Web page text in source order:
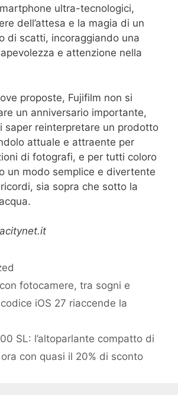
ultra-tecnologici,
dell’attesa e la magia di un
di scatti, incoraggiando una
e attenzione nella
proposte, Fujifilm non si
un anniversario importante,
saper reinterpretare un prodotto
attuale e attraente per
di fotografi, e per tutti coloro
un modo semplice e divertente
sia sopra che sotto la
fotocamere, tra sogni e
iOS 27 riaccende la
SL: l’altoparlante compatto di
con quasi il 20% di sconto